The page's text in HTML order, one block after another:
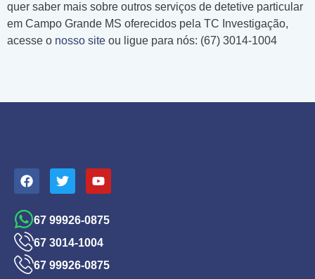
quer saber mais sobre outros serviços de detetive particular
em Campo Grande MS oferecidos pela TC Investigação,
acesse o nosso site ou ligue para nós: (67) 3014-1004
67 99926-0875
67 3014-1004
67 99926-0875